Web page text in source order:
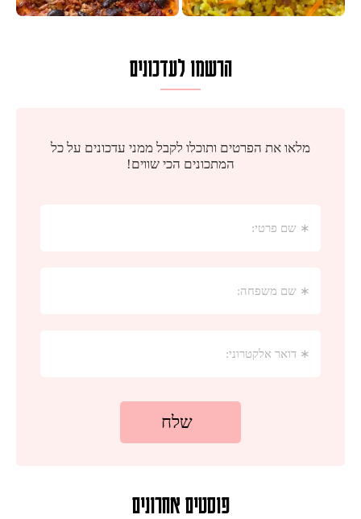
הרשמו לעדכונים
פוסטים אחרונים